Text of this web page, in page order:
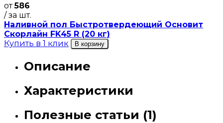
от586
/ за шт.
Наливной пол Быстротвердеющий Основит
Скорлайн FK45 R (20 кг)
Купить в 1 клик
В корзину
Описание
Характеристики
Полезные статьи (1)